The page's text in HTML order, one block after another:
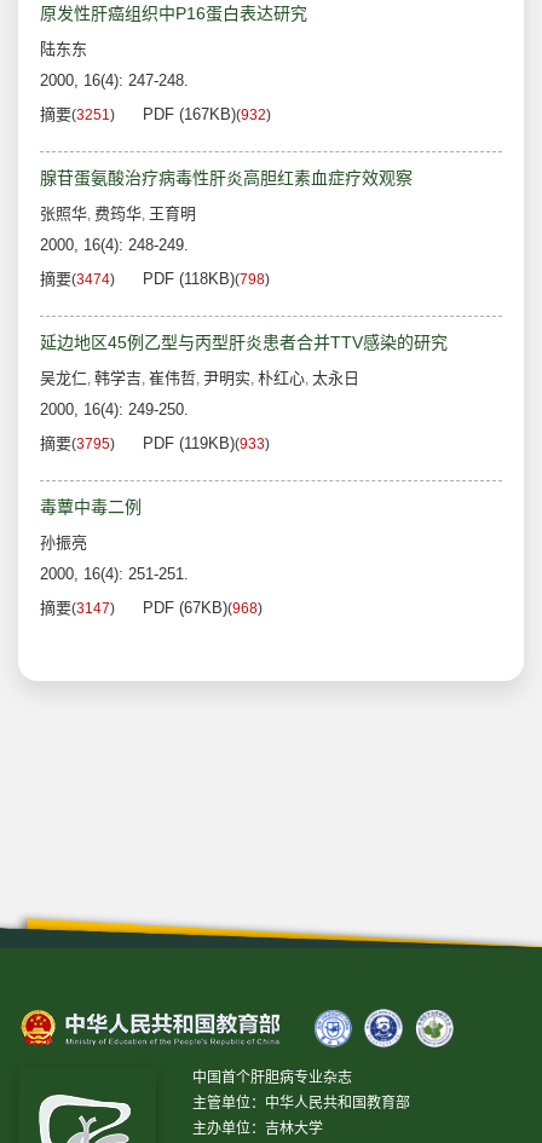
原发性肝癌组织中P16蛋白表达研究
陆东东
2000, 16(4): 247-248.
摘要(3251) PDF (167KB)(932)
腺苷蛋氨酸治疗病毒性肝炎高胆红素血症疗效观察
张照华, 费筠华, 王育明
2000, 16(4): 248-249.
摘要(3474) PDF (118KB)(798)
延边地区45例乙型与丙型肝炎患者合并TTV感染的研究
吴龙仁, 韩学吉, 崔伟哲, 尹明实, 朴红心, 太永日
2000, 16(4): 249-250.
摘要(3795) PDF (119KB)(933)
毒蕈中毒二例
孙振亮
2000, 16(4): 251-251.
摘要(3147) PDF (67KB)(968)
中国首个肝胆病专业杂志
主管单位：中华人民共和国教育部
主办单位：吉林大学